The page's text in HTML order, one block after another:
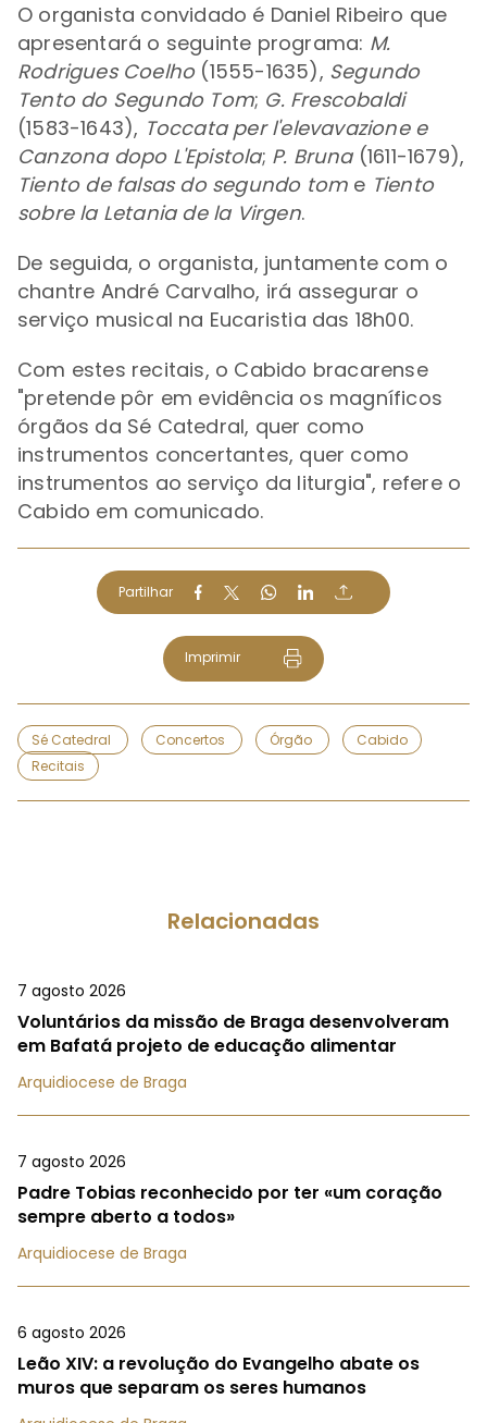
O organista convidado é Daniel Ribeiro que
apresentará o seguinte programa: M.
Rodrigues Coelho(1555-1635), Segundo
Tento do Segundo Tom; G. Frescobaldi
(1583-1643), Toccata per l'elevavazione e
Canzona dopo L'Epistola; P. Bruna(1611-1679),
Tiento de falsas do segundo tom e Tiento
sobre la Letania de la Virgen.
De seguida, o organista, juntamente com o
chantre André Carvalho, irá assegurar o
serviço musical na Eucaristia das 18h00.
Com estes recitais, o Cabido bracarense
"pretende pôr em evidência os magníficos
órgãos da Sé Catedral, quer como
instrumentos concertantes, quer como
instrumentos ao serviço da liturgia", refere o
Cabido em comunicado.
Partilhar
Imprimir
Sé Catedral Concertos Órgão
Cabido
Recitais
Relacionadas
7 agosto 2026
Voluntários da missão de Braga desenvolveram
em Bafatá projeto de educação alimentar
Arquidiocese de Braga
7 agosto 2026
Padre Tobias reconhecido por ter «um coração
sempre aberto a todos»
Arquidiocese de Braga
6 agosto 2026
Leão XIV: a revolução do Evangelho abate os
muros que separam os seres humanos